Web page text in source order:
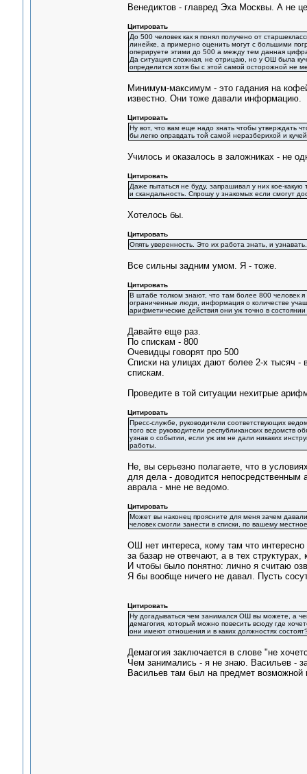
Венедиктов - главред Эха Москвы. А не
Цитировать
До 500 человек как я понял получено от
линейке, а примерно оценить могут с большими
оперируете этими до 500 а между тем данная
Да ситуация сложная, не отрицаю, но у ОШ была
определится хотя бы с этой самой осторожной не
Минимум-максимум - это гадания на
известно. Они тоже давали информацию.
Цитировать
Ну вот, что вам еще надо знать чтобы утверждать
бы легко оправдать той самой неразберихой и
Училось и оказалось в заложниках - не
Цитировать
Даже пытаться не буду, запрашивал у них кое-
и скандальность. Спрошу у знакомых если смогут
Хотелось бы.
Цитировать
Опять уверенность. Это их работа знать, и узнавать.
Все сильны задним умом. Я - тоже.
Цитировать
В штабе толком знают, что там более 800 человек я
ограниченные люди, информация о количестве
арифметические действия они уж точно в состоянии
Давайте еще раз.
По спискам - 800
Очевидцы говорят про 500
Списки на улицах дают более 2-х тысяч
спискам.
Проведите в той ситуации нехитрые
Цитировать
Пресс-службе, руководители соответствующих
того все руководители республиканских ведомств
узнав о событии, если уж им не дали никаких
работы.
Не, вы серьезно полагаете, что в
для дела - доводится непосредственным
аврала - мне не ведомо.
Цитировать
Может вы наконец проясните для меня зачем
человек смогли занести в списки, по вашему
ОШ нет интереса, кому там что
за базар не отвечают, а в тех
И чтобы было понятно: лично я считаю
Я бы вообще ничего не давал. Пусть
Цитировать
Ну догадываться чем занимался ОШ вы можете, а
демагогия, который можно повесить всюду где
они имеют отношения и в каких должностях
Демагогия заключается в слове "не
Чем занимались - я не знаю. Васильев -
Васильев там был на предмет возможной